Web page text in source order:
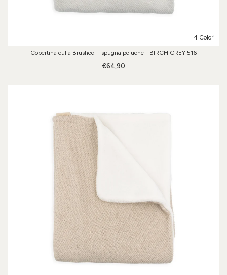
4 Colori
Copertina culla Brushed + spugna peluche - BIRCH GREY 516
€64,90